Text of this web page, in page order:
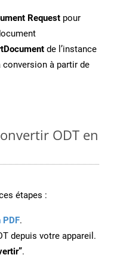
Request pour
de l’instance
à partir de
ODT en
étapes :
PDF.
depuis votre appareil.
.